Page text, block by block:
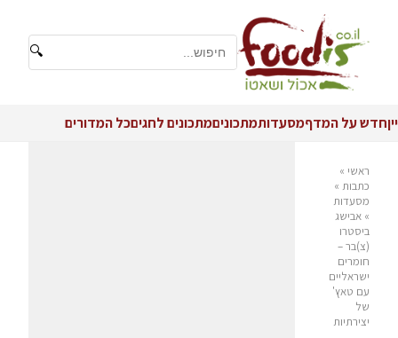
🔍
ייןחדש על המדףמסעדותמתכוניםמתכונים לחגיםכל המדורים
ראשי »
כתבות »
מסעדות
» אבישג
ביסטרו
(צ)בר –
חומרים
ישראליים
עם טאץ'
של
יצירתיות